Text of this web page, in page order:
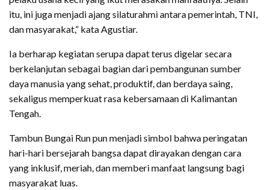
itu, ini juga menjadi ajang silaturahmi antara pemerintah, TNI,
dan masyarakat,” kata Agustiar.
Ia berharap kegiatan serupa dapat terus digelar secara
berkelanjutan sebagai bagian dari pembangunan sumber
daya manusia yang sehat, produktif, dan berdaya saing,
sekaligus memperkuat rasa kebersamaan di Kalimantan
Tengah.
Tambun Bungai Run pun menjadi simbol bahwa peringatan
hari-hari bersejarah bangsa dapat dirayakan dengan cara
yang inklusif, meriah, dan memberi manfaat langsung bagi
masyarakat luas.